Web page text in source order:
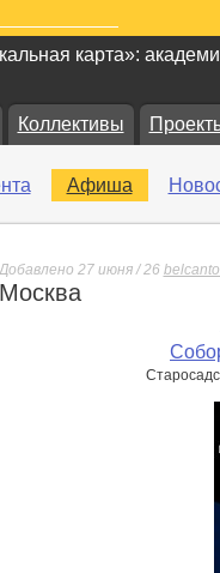
карта»:
Коллективы
Афиша
27 июня / 26
Москва